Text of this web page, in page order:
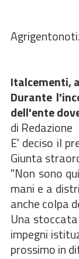
Italcementi,
Durante
dell'ente
di Redazione
E' deciso il
Giunta
"Non sono
mani e a
anche colpa
Una
impegni
prossimo in